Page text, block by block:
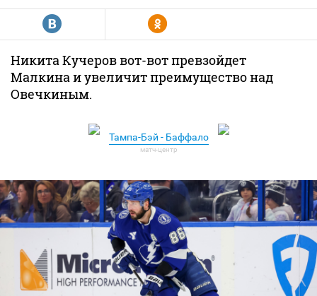
R Y
Никита Кучеров вот-вот превзойдет
Малкина и увеличит преимущество над
Овечкиным.
Тампа-Бэй - Баффало